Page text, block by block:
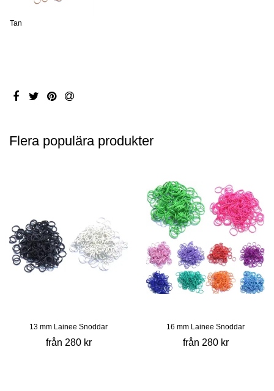
Tan
Flera populära produkter
13 mm Lainee Snoddar
från 280 kr
16 mm Lainee Snoddar
från 280 kr